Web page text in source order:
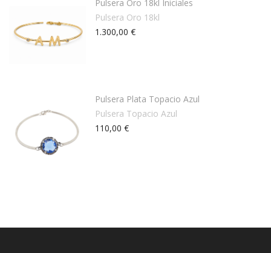
Pulsera Oro 18kl Iniciales
Pulsera Oro 18kl
1.300,00 €
Pulsera Plata Topacio Azul
Pulsera Topacio Azul
110,00 €